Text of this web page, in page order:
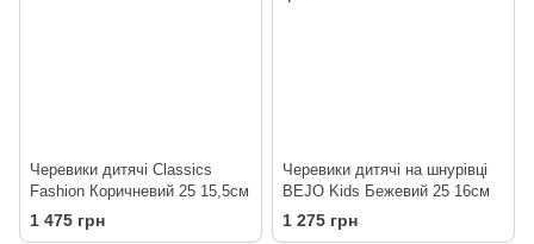
Черевики дитячі Classics
Fashion Коричневий 25 15,5см
1 475 грн
Черевики дитячі на шнурівці
BEJO Kids Бежевий 25 16см
1 275 грн